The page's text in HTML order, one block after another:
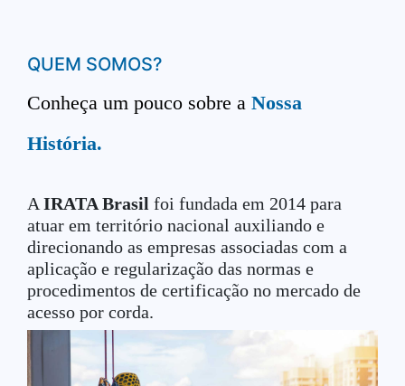
QUEM SOMOS?
Conheça um pouco sobre a Nossa
História.
A IRATA Brasil foi fundada em 2014 para
atuar em território nacional auxiliando e
direcionando as empresas associadas com a
aplicação e regularização das normas e
procedimentos de certificação no mercado de
acesso por corda.